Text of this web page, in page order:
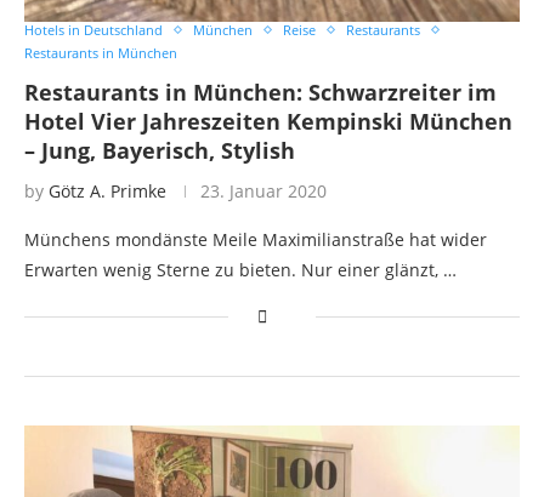
Hotels in Deutschland München Reise
Restaurants
Restaurants in München
Restaurants in München: Schwarzreiter im
Hotel Vier Jahreszeiten Kempinski München
– Jung, Bayerisch, Stylish
by Götz A. Primke 23. Januar 2020
Münchens mondänste Meile Maximilianstraße hat wider
Erwarten wenig Sterne zu bieten. Nur einer glänzt, …